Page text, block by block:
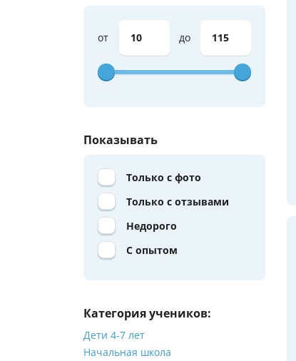
от до
Показывать
Только с фото
Только с отзывами
Недорого
С опытом
Категория учеников:
Дети 4-7 лет
Начальная школа